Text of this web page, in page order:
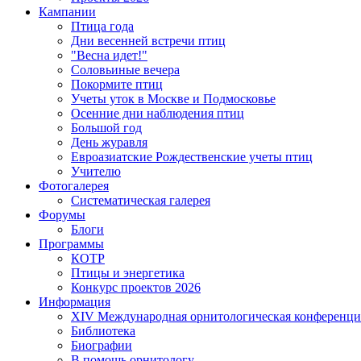
Кампании
Птица года
Дни весенней встречи птиц
"Весна идет!"
Соловьиные вечера
Покормите птиц
Учеты уток в Москве и Подмосковье
Осенние дни наблюдения птиц
Большой год
День журавля
Евроазиатские Рождественские учеты птиц
Учителю
Фотогалерея
Систематическая галерея
Форумы
Блоги
Программы
КОТР
Птицы и энергетика
Конкурс проектов 2026
Информация
XIV Международная орнитологическая
Библиотека
Биографии